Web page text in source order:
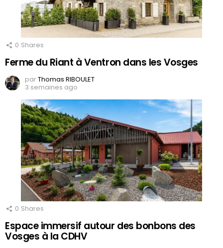
0 Shares
Ferme du Riant à Ventron dans les Vosges
parThomas RIBOULET
3 semaines ago
0 Shares
Espace immersif autour des bonbons des
Vosges à la CDHV